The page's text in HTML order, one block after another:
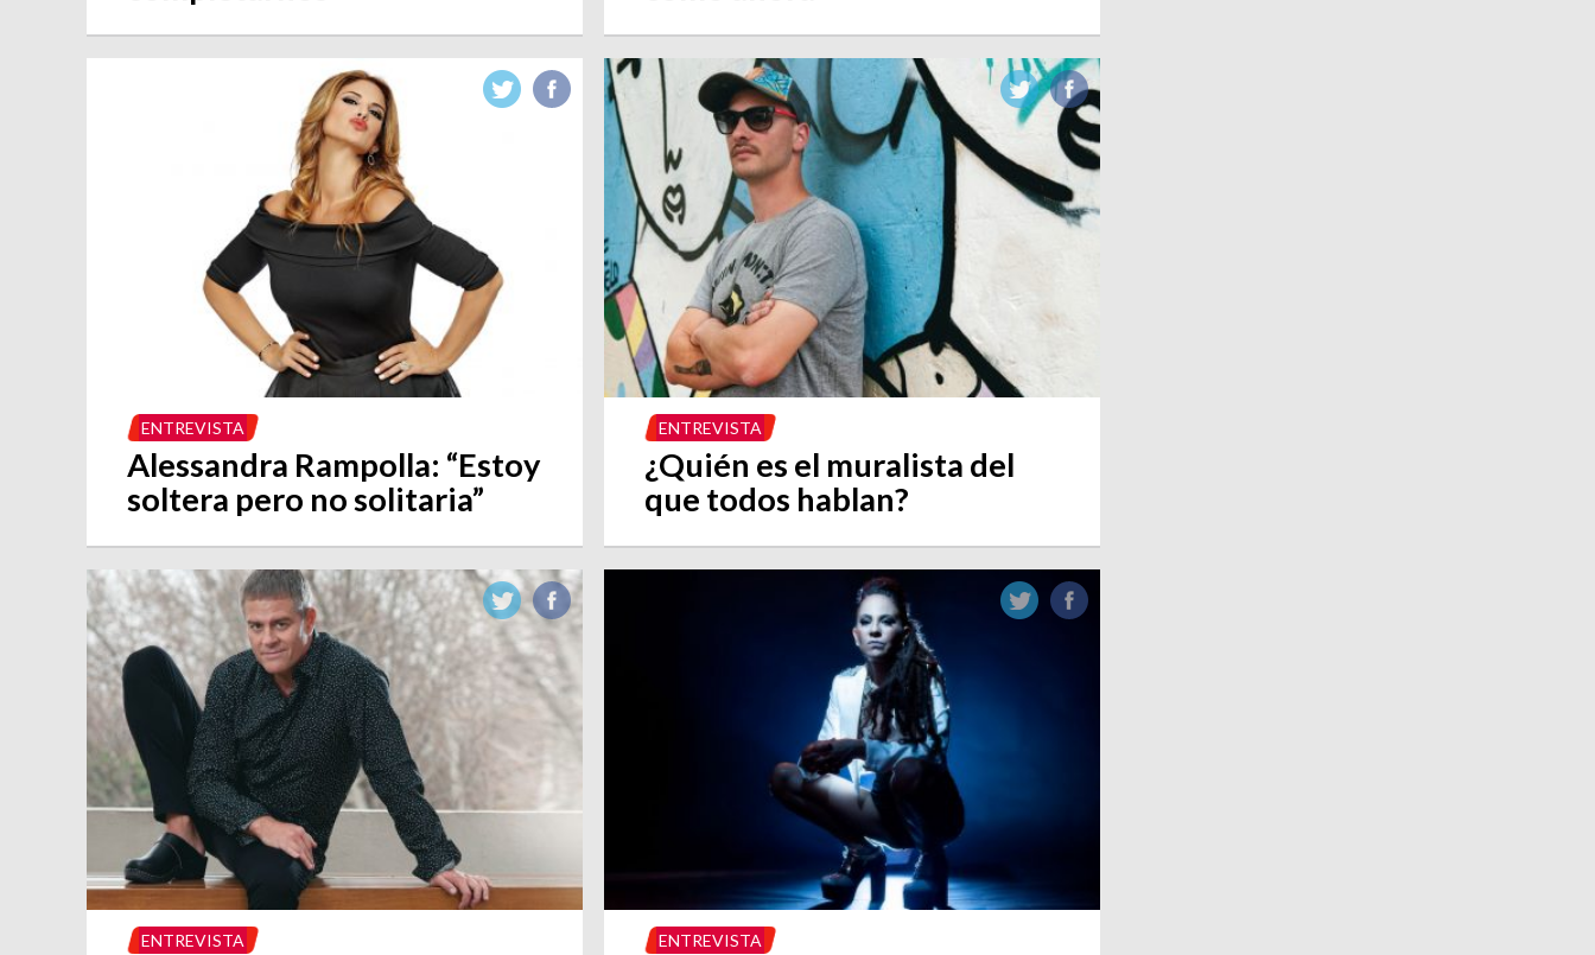
ENTREVISTA
Alessandra Rampolla: “Estoy
soltera pero no solitaria”
ENTREVISTA
¿Quién es el muralista del
que todos hablan?
ENTREVISTA ENTREVISTA